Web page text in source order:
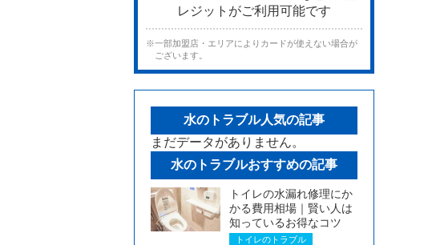
※一部加盟店・エリアによりカードが使えない場合が
ございます。
水のトラブル人気の記事
まだデータがありません。
水のトラブルおすすめの記事
トイレの水漏れ修理にか
かる費用相場｜賢い人は
知っているお得なコツ
トイレのトラブル